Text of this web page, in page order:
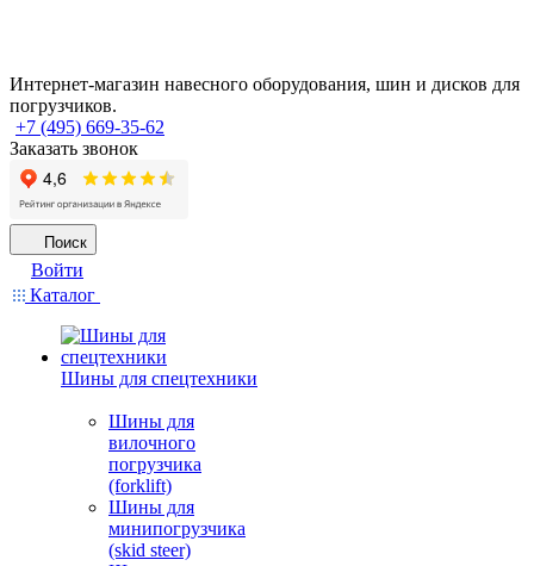
Интернет-магазин навесного оборудования, шин и дисков для
погрузчиков.
+7 (495) 669-35-62
Заказать звонок
Поиск
Войти
Каталог
Шины для спецтехники
Шины для
вилочного
погрузчика
(forklift)
Шины для
минипогрузчика
(skid steer)